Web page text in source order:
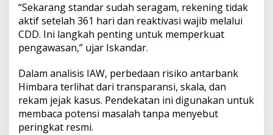
“Sekarang standar sudah seragam, rekening tidak
aktif setelah 361 hari dan reaktivasi wajib melalui
CDD. Ini langkah penting untuk memperkuat
pengawasan,” ujar Iskandar.
Dalam analisis IAW, perbedaan risiko antarbank
Himbara terlihat dari transparansi, skala, dan
rekam jejak kasus. Pendekatan ini digunakan untuk
membaca potensi masalah tanpa menyebut
peringkat resmi.